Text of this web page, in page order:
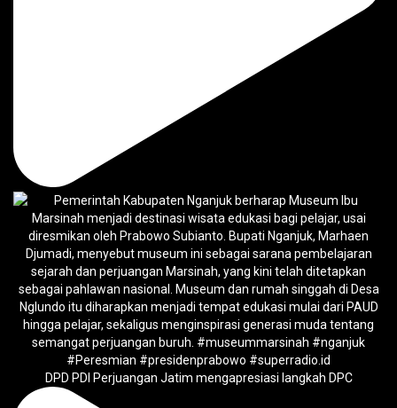
DPD PDI Perjuangan Jatim mengapresiasi langkah DPC